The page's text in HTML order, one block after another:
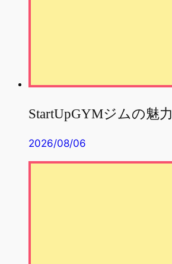
StartUpGYMジムの魅力
2026/08/06